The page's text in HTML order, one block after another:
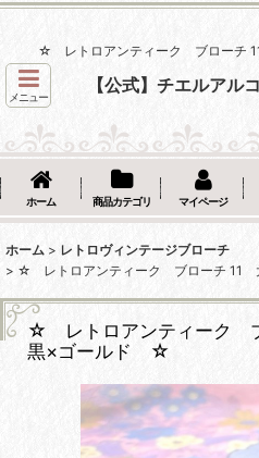
☆ レトロアンティーク ブローチ
メニュー
【公式】チエルアル
ホーム 商品カテゴリ マイページ
ホーム > レトロヴィンテージブローチ
> ☆ レトロアンティーク ブローチ 11
☆ レトロアンティーク
黒×ゴールド ☆